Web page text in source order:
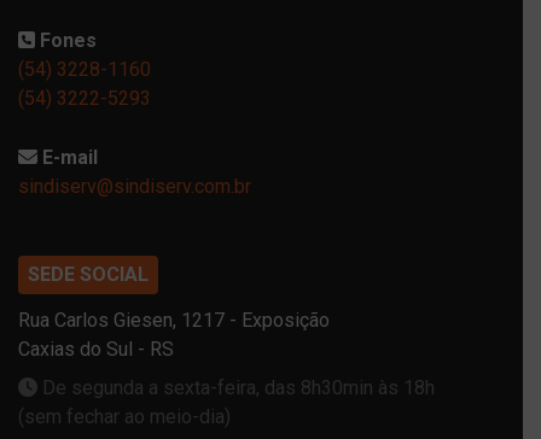
Fones
(54) 3228-1160
(54) 3222-5293
E-mail
sindiserv@sindiserv.com.br
SEDE SOCIAL
Rua Carlos Giesen, 1217 - Exposição
Caxias do Sul - RS
De segunda a sexta-feira, das 8h30min às 18h
(sem fechar ao meio-dia)